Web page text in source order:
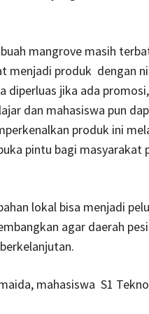
mangrove masih
menjadi produk dengan
diperluas jika ada
dan mahasiswa pun
produk ini
pintu bagi masyarakat
lokal bisa menjadi
agar daerah
mahasiswa S1